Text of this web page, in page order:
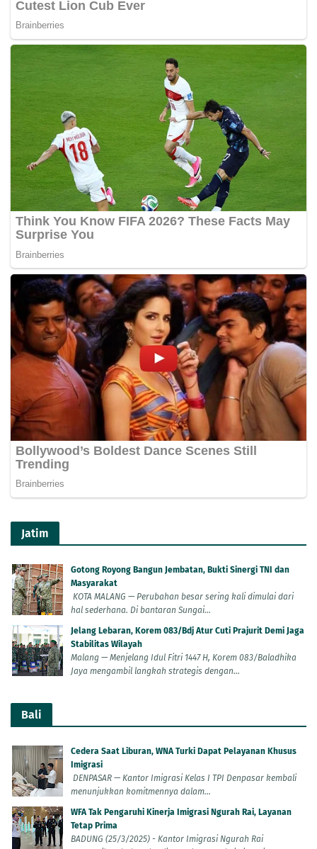
Jatim
Gotong Royong Bangun Jembatan, Bukti Sinergi TNI dan
Masyarakat
KOTA MALANG — Perubahan besar sering kali dimulai dari
hal sederhana. Di bantaran Sungai...
Jelang Lebaran, Korem 083/Bdj Atur Cuti Prajurit Demi Jaga
Stabilitas Wilayah
Malang — Menjelang Idul Fitri 1447 H, Korem 083/Baladhika
Jaya mengambil langkah strategis dengan...
Bali
Cedera Saat Liburan, WNA Turki Dapat Pelayanan Khusus
Imigrasi
DENPASAR — Kantor Imigrasi Kelas I TPI Denpasar kembali
menunjukkan komitmennya dalam...
WFA Tak Pengaruhi Kinerja Imigrasi Ngurah Rai, Layanan
Tetap Prima
BADUNG (25/3/2025) - Kantor Imigrasi Ngurah Rai